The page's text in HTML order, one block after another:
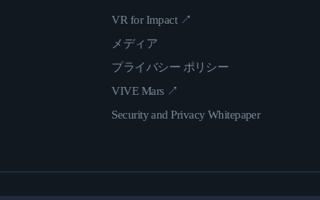
VR for Impact ↗
メディア
プライバシー ポリシー
VIVE Mars ↗
Security and Privacy Whitepaper